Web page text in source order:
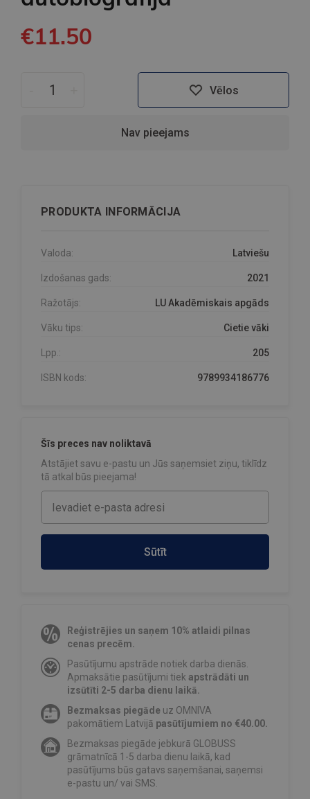
€11.50
Vēlos
Nav pieejams
PRODUKTA INFORMĀCIJA
Valoda: Latviešu
Izdošanas gads: 2021
Ražotājs: LU Akadēmiskais apgāds
Vāku tips: Cietie vāki
Lpp.: 205
ISBN kods: 9789934186776
Šīs preces nav noliktavā
Atstājiet savu e-pastu un Jūs saņemsiet ziņu, tiklīdz
tā atkal būs pieejama!
Sūtīt
Reģistrējies un saņem 10% atlaidi pilnas
cenas precēm.
Pasūtījumu apstrāde notiek darba dienās.
Apmaksātie pasūtījumi tiek apstrādāti un
izsūtīti 2-5 darba dienu laikā.
Bezmaksas piegāde uz OMNIVA
pakomātiem Latvijā pasūtījumiem no €40.00.
Bezmaksas piegāde jebkurā GLOBUSS
grāmatnīcā 1-5 darba dienu laikā, kad
pasūtījums būs gatavs saņemšanai, saņemsi
e-pastu un/ vai SMS.